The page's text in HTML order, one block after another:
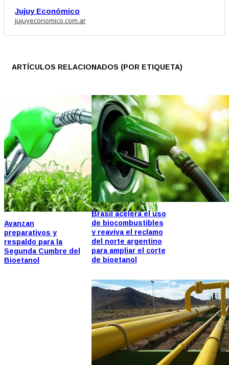
Jujuy Económico
jujuyeconomico.com.ar
ARTÍCULOS RELACIONADOS (POR ETIQUETA)
Avanzan
preparativos y
respaldo para la
Segunda Cumbre del
Bioetanol
Brasil acelera el uso
de biocombustibles
y reaviva el reclamo
del norte argentino
para ampliar el corte
de bioetanol